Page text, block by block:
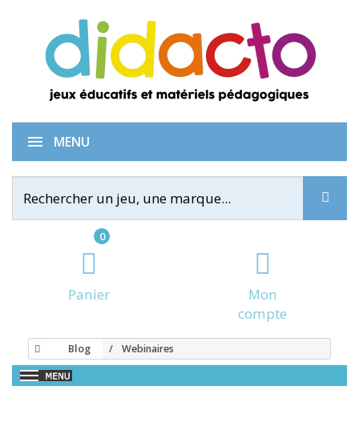
0
Panier
Mon
compte
MENU
Blog Webinaires